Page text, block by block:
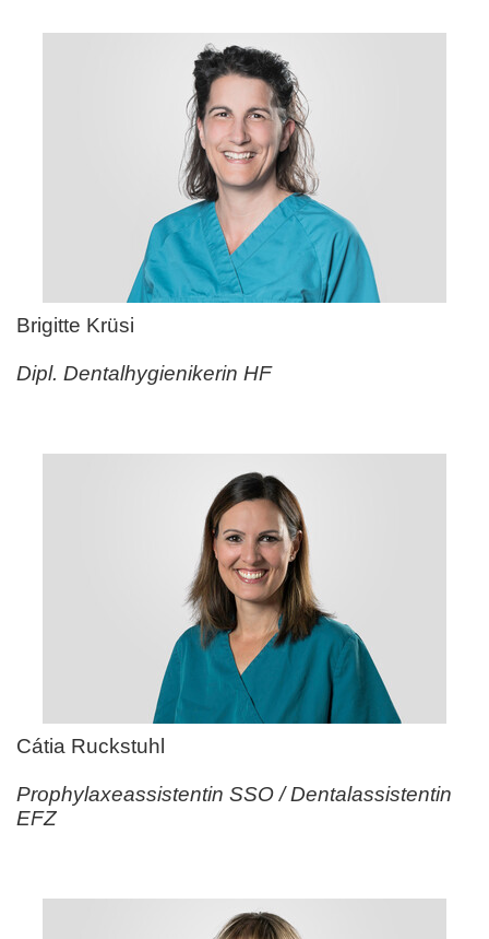
Brigitte Krüsi
Dipl. Dentalhygienikerin HF
Cátia Ruckstuhl
Prophylaxeassistentin SSO / Dentalassistentin
EFZ